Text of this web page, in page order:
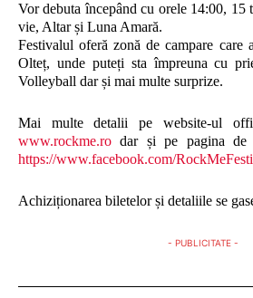
Vor debuta începând cu orele 14:00, 15
vie, Altar și Luna Amară.
Festivalul oferă zonă de campare care
Olteț, unde puteți sta împreuna cu
Volleyball dar și mai multe surprize.
Mai multe detalii pe website-ul
www.rockme.ro dar și pe pagina de
https://www.facebook.com/
Achiziționarea biletelor și detaliile se
- PUBLICITATE -